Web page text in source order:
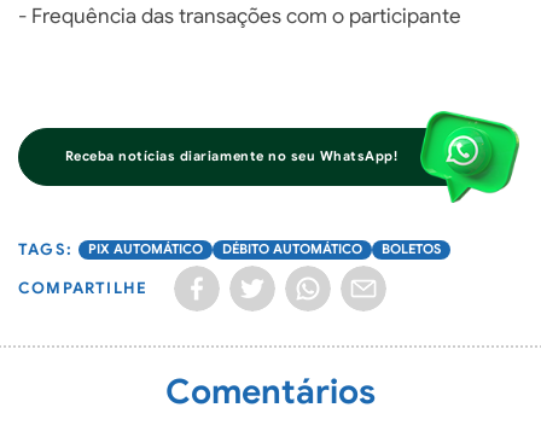
- Frequência das transações com o participante
Receba notícias diariamente no seu WhatsApp!
PIX AUTOMÁTICO DÉBITO AUTOMÁTICO BOLETOS
COMPARTILHE
Comentários